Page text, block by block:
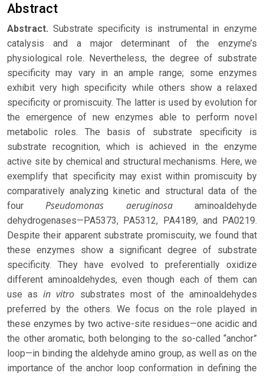
Abstract
Abstract. Substrate specificity is instrumental in enzyme
catalysis and a major determinant of the enzyme’s
physiological role. Nevertheless, the degree of substrate
specificity may vary in an ample range; some enzymes
exhibit very high specificity while others show a relaxed
specificity or promiscuity. The latter is used by evolution for
the emergence of new enzymes able to perform novel
metabolic roles. The basis of substrate specificity is
substrate recognition, which is achieved in the enzyme
active site by chemical and structural mechanisms. Here, we
exemplify that specificity may exist within promiscuity by
comparatively analyzing kinetic and structural data of the
fourPseudomonas aeruginosaaminoaldehyde
dehydrogenases—PA5373, PA5312, PA4189, and PA0219.
Despite their apparent substrate promiscuity, we found that
these enzymes show a significant degree of substrate
specificity. They have evolved to preferentially oxidize
different aminoaldehydes, even though each of them can
use asin vitro substrates most of the aminoaldehydes
preferred by the others. We focus on the role played in
these enzymes by two active-site residues—one acidic and
the other aromatic, both belonging to the so-called “anchor”
loop—in binding the aldehyde amino group, as well as on the
importance of the anchor loop conformation in defining the